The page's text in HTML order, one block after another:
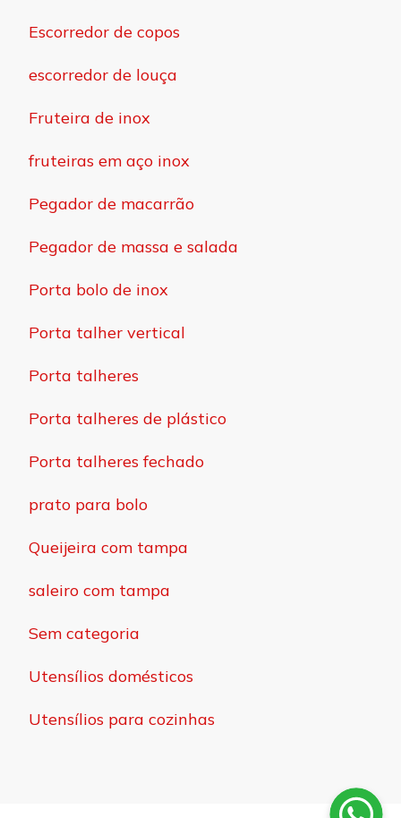
Escorredor de copos
escorredor de louça
Fruteira de inox
fruteiras em aço inox
Pegador de macarrão
Pegador de massa e salada
Porta bolo de inox
Porta talher vertical
Porta talheres
Porta talheres de plástico
Porta talheres fechado
prato para bolo
Queijeira com tampa
saleiro com tampa
Sem categoria
Utensílios domésticos
Utensílios para cozinhas